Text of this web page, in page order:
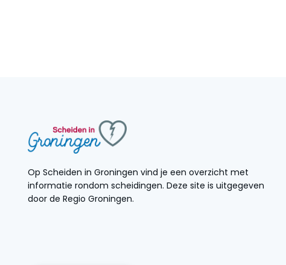
Op Scheiden in Groningen vind je een overzicht met
informatie rondom scheidingen. Deze site is uitgegeven
door de Regio Groningen.